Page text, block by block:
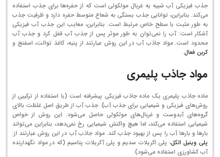
جذب فیزیکی آب شبیه به غربال مولکولی است که از حفره‌ها برای جذب استفاده
می‌کند. بنابراین، توانایی جذب بستگی به شعاع متوسط ​​حفره دارد و ظرفیت جذب
به طور مثبت با سطح خاص مرتبط است. بنابراین، معایب این جذب آب فیزیکی
آشکار است: آب را نمی‌توان به طور موثر پس از جذب آب قفل کرد و جذب آب
محدود است. مواد جاذب آب در این روش عبارتند از پنبه، کاغذ توالت، اسفنج و
کربن فعال.
مواد جاذب پلیمری
ماده جاذب پلیمری یک ماده جاذب فیزیکی پیشرفته است (با استفاده از ترکیبی از
روش‌های فیزیکی و شیمیایی برای جذب آب). جذب آب از طریق اصل غلظت بالای
گروه‌های آبدوست و غربال‌های مولکولی حاصل می‌شود. این روش از خواص
شیمیایی استفاده می‌کند، اما هیچ واکنش شیمیایی رخ نمی‌دهد، بنابراین می‌تواند
بارها و بارها آب را پس از بهبود جذب کند. مواد جاذب آب در این روش عبارتند از:
پلی وینیل الکل، پلی اکریلات سدیم و پلی آکریلات پتاسیم (که در مواد نگهدارنده
آب کشاورزی استفاده می‌شود).